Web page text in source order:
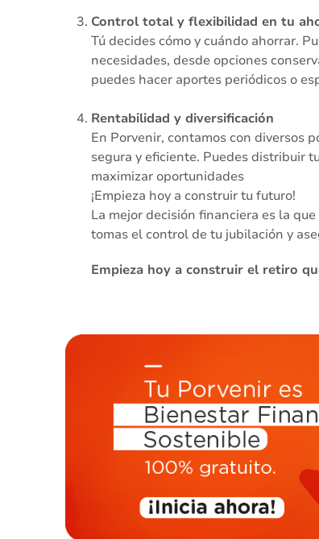
Control total y flexibilidad en tu
Tú decides cómo y cuándo ahorrar.
necesidades, desde opciones
puedes hacer aportes periódicos o
Rentabilidad y diversificación
En Porvenir, contamos con diversos
segura y eficiente. Puedes distribuir
maximizar oportunidades
¡Empieza hoy a construir tu futuro!
La mejor decisión financiera es la
tomas el control de tu jubilación y
Empieza hoy a construir el retiro